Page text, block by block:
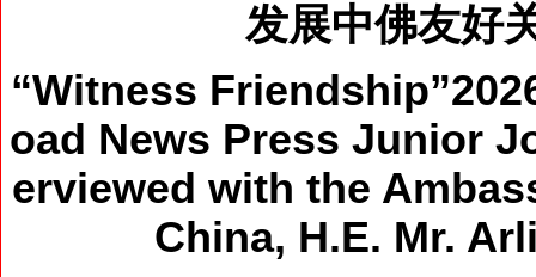
发展中佛友好
“Witness
oad News Press Junior
erviewed with the
China, H.E. Mr.